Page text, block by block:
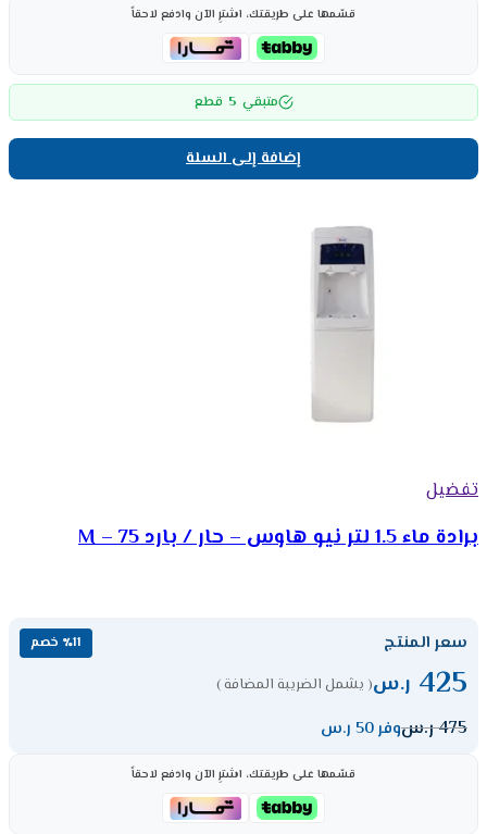
قسّمها على طريقتك، اشترِ الآن وادفع لاحقاً
متبقي 5 قطع
إضافة إلى السلة
تفضيل
برادة ماء 1.5 لتر نيو هاوس – حار / بارد M – 75
سعر المنتج ٪11 خصم
425 ر.س( يشمل الضريبة المضافة )
475ر.سوفر 50 ر.س
قسّمها على طريقتك، اشترِ الآن وادفع لاحقاً